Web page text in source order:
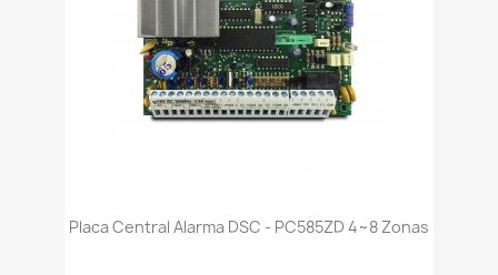
Placa Central Alarma DSC - PC585ZD 4~8 Zonas